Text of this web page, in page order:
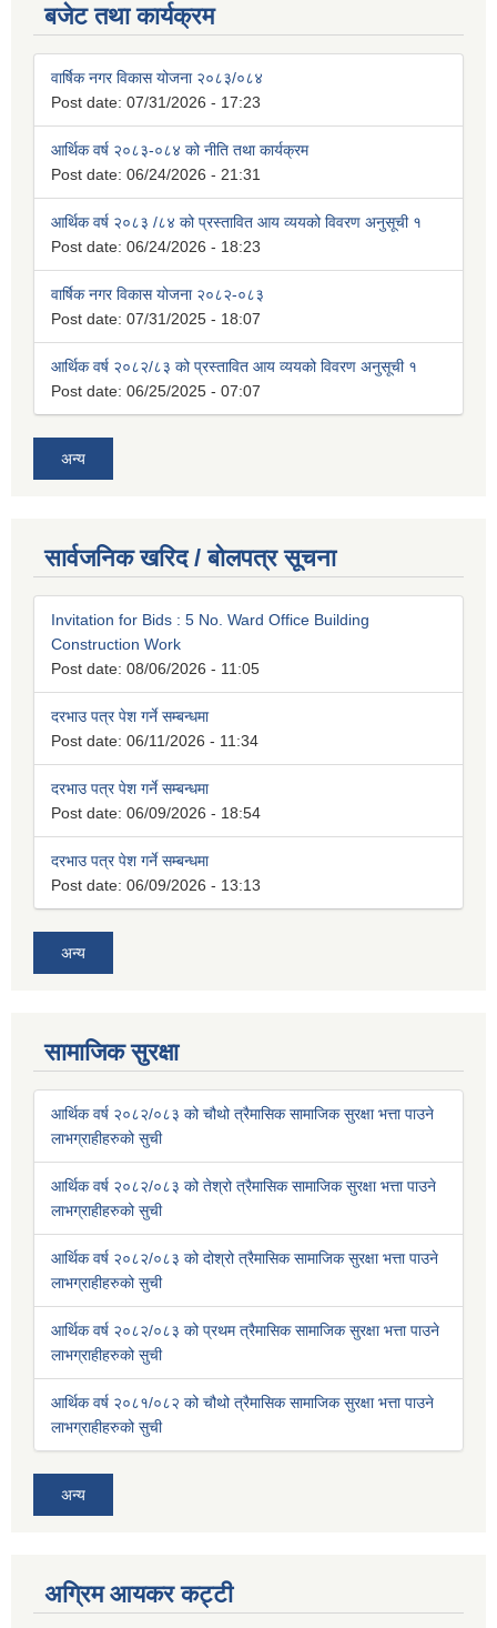
बजेट तथा कार्यक्रम
वार्षिक नगर विकास योजना २०८३/०८४
Post date: 07/31/2026 - 17:23
आर्थिक वर्ष २०८३-०८४ को नीति तथा कार्यक्रम
Post date: 06/24/2026 - 21:31
आर्थिक वर्ष २०८३ /८४ को प्रस्तावित आय व्ययको विवरण अनुसूची १
Post date: 06/24/2026 - 18:23
वार्षिक नगर विकास योजना २०८२-०८३
Post date: 07/31/2025 - 18:07
आर्थिक वर्ष २०८२/८३ को प्रस्तावित आय व्ययको विवरण अनुसूची १
Post date: 06/25/2025 - 07:07
अन्य
सार्वजनिक खरिद / बोलपत्र सूचना
Invitation for Bids : 5 No. Ward Office Building
Construction Work
Post date: 08/06/2026 - 11:05
दरभाउ पत्र पेश गर्ने सम्बन्धमा
Post date: 06/11/2026 - 11:34
दरभाउ पत्र पेश गर्ने सम्बन्धमा
Post date: 06/09/2026 - 18:54
दरभाउ पत्र पेश गर्ने सम्बन्धमा
Post date: 06/09/2026 - 13:13
अन्य
सामाजिक सुरक्षा
आर्थिक वर्ष २०८२/०८३ को चौथो त्रैमासिक सामाजिक सुरक्षा भत्ता पाउने
लाभग्राहीहरुको सुची
आर्थिक वर्ष २०८२/०८३ को तेश्रो त्रैमासिक सामाजिक सुरक्षा भत्ता पाउने
लाभग्राहीहरुको सुची
आर्थिक वर्ष २०८२/०८३ को दोश्रो त्रैमासिक सामाजिक सुरक्षा भत्ता पाउने
लाभग्राहीहरुको सुची
आर्थिक वर्ष २०८२/०८३ को प्रथम त्रैमासिक सामाजिक सुरक्षा भत्ता पाउने
लाभग्राहीहरुको सुची
आर्थिक वर्ष २०८१/०८२ को चौथो त्रैमासिक सामाजिक सुरक्षा भत्ता पाउने
लाभग्राहीहरुको सुची
अन्य
अग्रिम आयकर कट्टी